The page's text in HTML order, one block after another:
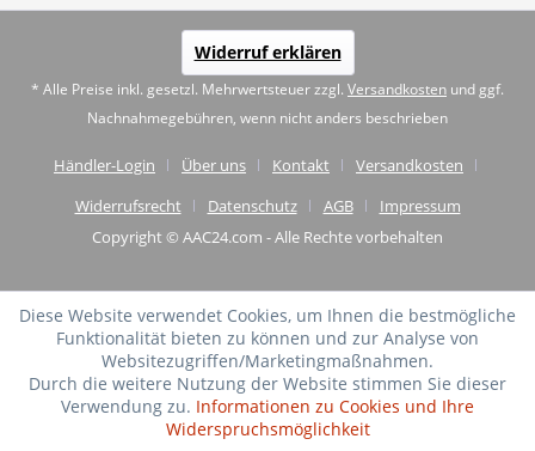
Widerruf erklären
* Alle Preise inkl. gesetzl. Mehrwertsteuer zzgl. Versandkosten und ggf.
Nachnahmegebühren, wenn nicht anders beschrieben
Händler-Login Über uns Kontakt
Versandkosten
Widerrufsrecht
Datenschutz AGB
Impressum
Copyright © AAC24.com - Alle Rechte vorbehalten
Diese Website verwendet Cookies, um Ihnen die bestmögliche
Funktionalität bieten zu können und zur Analyse von
Websitezugriffen/Marketingmaßnahmen.
Durch die weitere Nutzung der Website stimmen Sie dieser
Verwendung zu. Informationen zu Cookies und Ihre
Widerspruchsmöglichkeit